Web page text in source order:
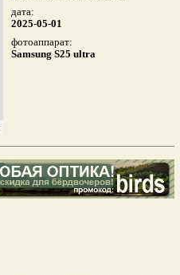
дата:
2025-05-01
фотоаппарат:
Samsung S25 ultra